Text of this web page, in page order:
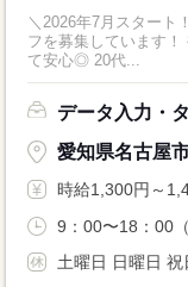
＼2026年7月スタート！／ 名古屋市中区にある企業で、 事
フを募集しています！ 複数名募集なので、 同時スタートの仲間もい
て安心◎ 20代...
データ入力・
愛知県名古屋
時給1,300円～
9：00〜18：00
土曜日 日曜日 祝